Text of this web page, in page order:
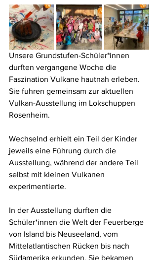
Unsere Grundstufen-Schüler*innen
durften vergangene Woche die
Faszination Vulkane hautnah erleben.
Sie fuhren gemeinsam zur aktuellen
Vulkan-Ausstellung im Lokschuppen
Rosenheim.
Wechselnd erhielt ein Teil der Kinder
jeweils eine Führung durch die
Ausstellung, während der andere Teil
selbst mit kleinen Vulkanen
experimentierte.
In der Ausstellung durften die
Schüler*innen die Welt der Feuerberge
von Island bis Neuseeland, vom
Mittelatlantischen Rücken bis nach
Südamerika erkunden. Sie bekamen